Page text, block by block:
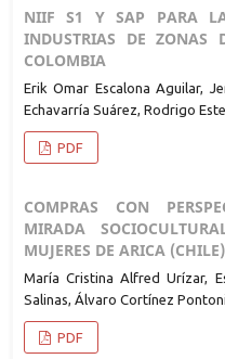
NIIF S1 Y SAP PARA LA
INDUSTRIAS DE ZONAS
COLOMBIA
Erik Omar Escalona Aguilar,
Echavarría Suárez, Rodrigo
PDF
COMPRAS CON
MIRADA
MUJERES DE ARICA (CHILE)
María Cristina Alfred Urízar,
Salinas, Álvaro Cortínez Pontoni
PDF